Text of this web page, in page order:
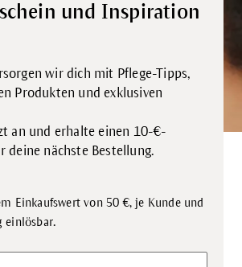
und Inspiration
wir dich mit Pflege-Tipps,
Produkten und exklusiven
an und erhalte einen 10-€-
deine nächste Bestellung.
Einkaufswert von 50 €, je Kunde und
einlösbar.